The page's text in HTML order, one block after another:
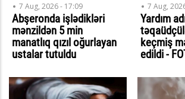
7 Aug, 2026 - 17:09
Abşeronda işlədikləri
mənzildən 5 min
manatlıq qızıl oğurlayan
ustalar tutuldu
7 Aug,
Yardım
keçmiş
edildi -